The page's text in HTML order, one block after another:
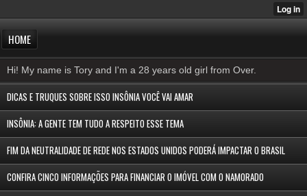
HOME
Hi! My name is Tory and I'm a 28 years old girl from Over.
DICAS E TRUQUES SOBRE ISSO INSÔNIA VOCÊ VAI AMAR
INSÔNIA: A GENTE TEM TUDO A RESPEITO ESSE TEMA
FIM DA NEUTRALIDADE DE REDE NOS ESTADOS UNIDOS PODERÁ IMPACTAR O BRASIL
CONFIRA CINCO INFORMAÇÕES PARA FINANCIAR O IMÓVEL COM O NAMORADO